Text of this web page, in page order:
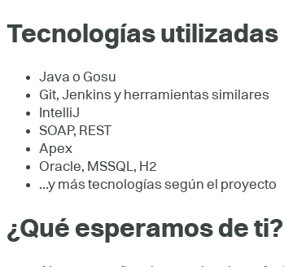
Tecnologías utilizadas
Java o Gosu
Git, Jenkins y herramientas similares
IntelliJ
SOAP, REST
Apex
Oracle, MSSQL, H2
…y más tecnologías según el proyecto
¿Qué esperamos de ti?